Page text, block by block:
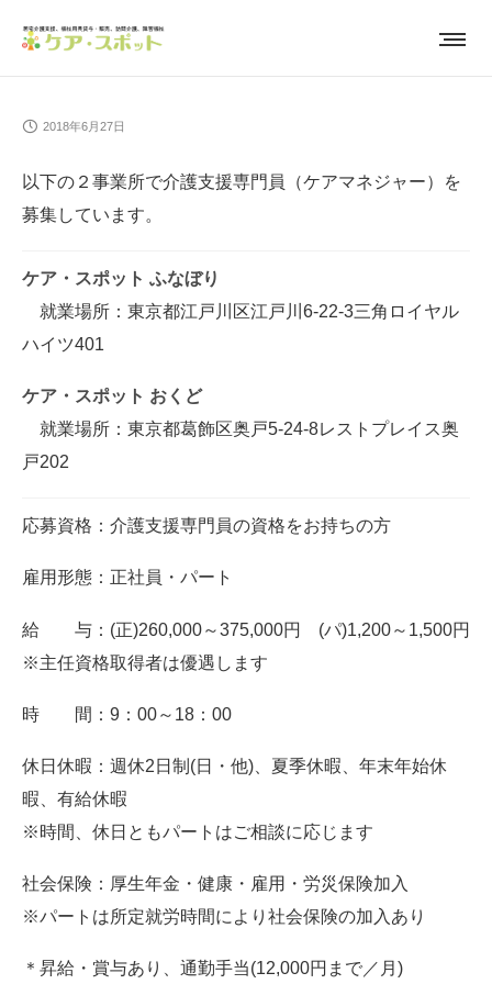
2018年6月27日
以下の２事業所で介護支援専門員（ケアマネジャー）を
募集しています。
ケア・スポット ふなぼり
就業場所：東京都江戸川区江戸川6-22-3三角ロイヤル
ハイツ401
ケア・スポット おくど
就業場所：東京都葛飾区奥戸5-24-8レストプレイス奥
戸202
応募資格：介護支援専門員の資格をお持ちの方
雇用形態：正社員・パート
給 与：(正)260,000～375,000円 (パ)1,200～1,500円
※主任資格取得者は優遇します
時 間：9：00～18：00
休日休暇：週休2日制(日・他)、夏季休暇、年末年始休
暇、有給休暇
※時間、休日ともパートはご相談に応じます
社会保険：厚生年金・健康・雇用・労災保険加入
※パートは所定就労時間により社会保険の加入あり
＊昇給・賞与あり、通勤手当(12,000円まで／月)